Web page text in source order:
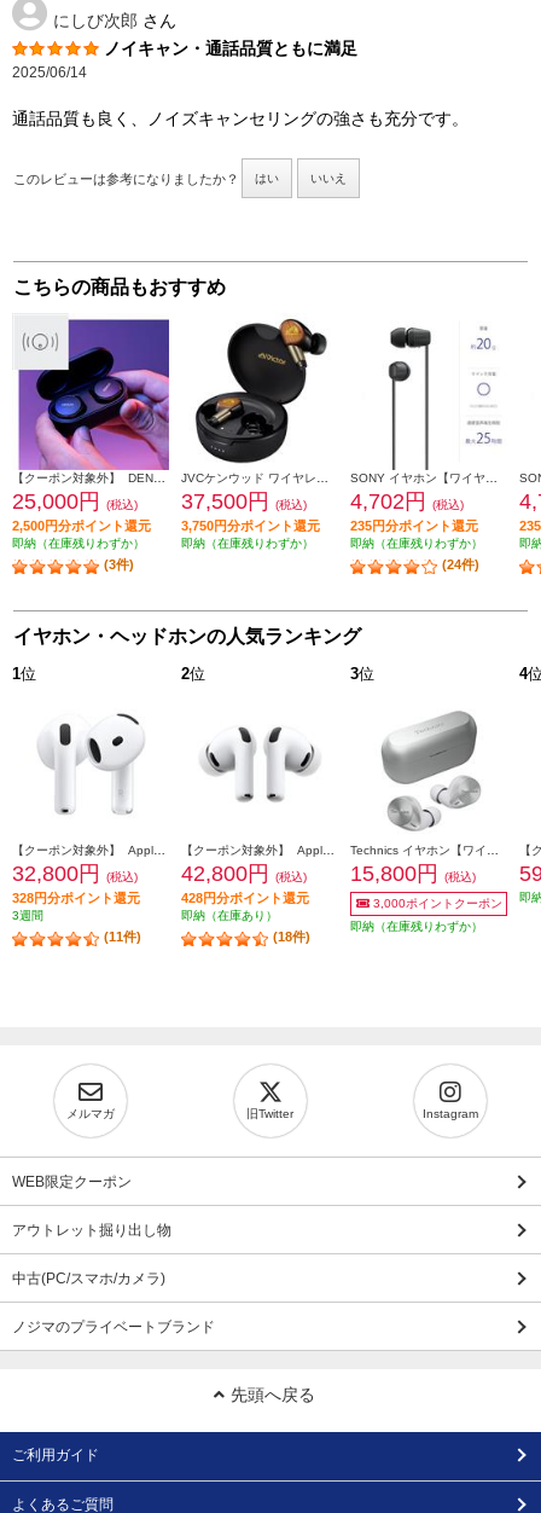
にしび次郎 さん
ノイキャン・通話品質ともに満足
2025/06/14
通話品質も良く、ノイズキャンセリングの強さも充分です。
このレビューは参考になりましたか？ はい いいえ
こちらの商品もおすすめ
25,000円 (税込)
2,500円分ポイント還元
即納（在庫残りわずか）
(3件)
37,500円 (税込)
3,750円分ポイント還元
即納（在庫残りわずか）
4,702円 (税込)
235円分ポイント還元
即納（在庫残りわずか）
(24件)
即
イヤホン・ヘッドホンの人気ランキング
1位
32,800円 (税込)
328円分ポイント還元
3週間
(11件)
2位
42,800円 (税込)
428円分ポイント還元
即納（在庫あり）
(18件)
3位
15,800円
(税込)
3,000ポイントクーポン
即納（在庫残りわずか）
4
即
メルマガ 旧Twitter Instagram
WEB限定クーポン
アウトレット掘り出し物
中古(PC/スマホ/カメラ)
ノジマのプライベートブランド
先頭へ戻る
ご利用ガイド
よくあるご質問